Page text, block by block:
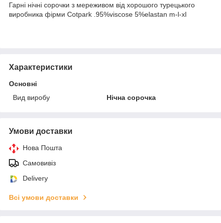
Гарні нічні сорочки з мереживом від хорошого турецького
виробника фірми Cotpark .95%viscose 5%elastan m-l-xl
Характеристики
Основні
Вид виробу
Нічна сорочка
Умови доставки
Нова Пошта
Самовивіз
Delivery
Всі умови доставки